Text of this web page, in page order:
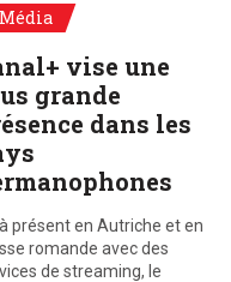
Média
vise une
grande
dans les
présent en Autriche et en
romande avec des
de streaming, le